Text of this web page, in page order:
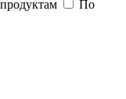
По